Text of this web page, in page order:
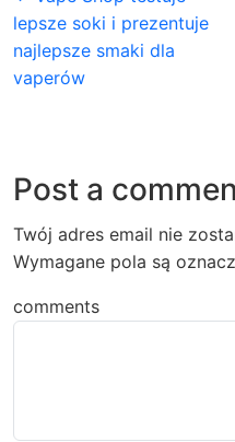
lepsze soki i prezentuje
najlepsze smaki dla
vaperów
Post a
Twój adres email nie
Wymagane pola są
comments